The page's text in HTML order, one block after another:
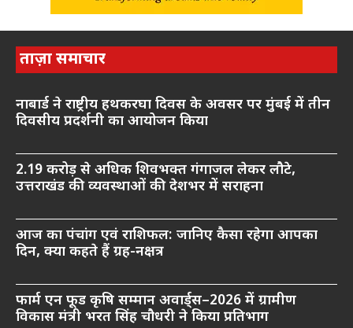
ताज़ा समाचार
नाबार्ड ने राष्ट्रीय हथकरघा दिवस के अवसर पर मुंबई में तीन
दिवसीय प्रदर्शनी का आयोजन किया
2.19 करोड़ से अधिक शिवभक्त गंगाजल लेकर लौटे,
उत्तराखंड की व्यवस्थाओं की देशभर में सराहना
आज का पंचांग एवं राशिफल: जानिए कैसा रहेगा आपका
दिन, क्या कहते हैं ग्रह-नक्षत्र
फार्म एन फूड कृषि सम्मान अवार्ड्स–2026 में ग्रामीण
विकास मंत्री भरत सिंह चौधरी ने किया प्रतिभाग